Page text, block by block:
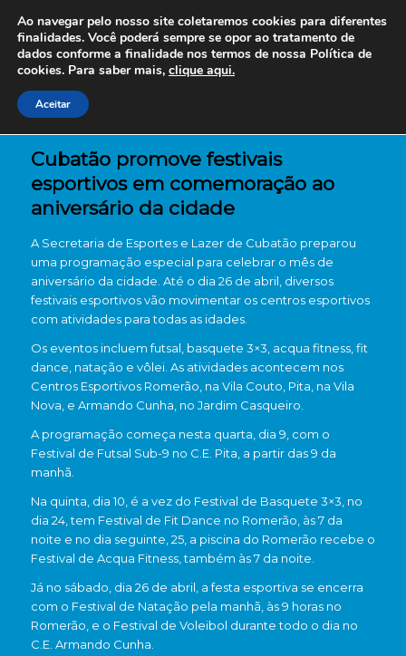
Cubatão promove festivais
esportivos em comemoração ao
aniversário da cidade
A Secretaria de Esportes e Lazer de Cubatão preparou
uma programação especial para celebrar o mês de
aniversário da cidade. Até o dia 26 de abril, diversos
festivais esportivos vão movimentar os centros esportivos
com atividades para todas as idades.
Os eventos incluem futsal, basquete 3×3, acqua fitness, fit
dance, natação e vôlei. As atividades acontecem nos
Centros Esportivos Romerão, na Vila Couto, Pita, na Vila
Nova, e Armando Cunha, no Jardim Casqueiro.
A programação começa nesta quarta, dia 9, com o
Festival de Futsal Sub-9 no C.E. Pita, a partir das 9 da
manhã.
Na quinta, dia 10, é a vez do Festival de Basquete 3×3, no
dia 24, tem Festival de Fit Dance no Romerão, às 7 da
noite e no dia seguinte, 25, a piscina do Romerão recebe o
Festival de Acqua Fitness, também às 7 da noite.
Já no sábado, dia 26 de abril, a festa esportiva se encerra
com o Festival de Natação pela manhã, às 9 horas no
Romerão, e o Festival de Voleibol durante todo o dia no
C.E. Armando Cunha.
Ao navegar pelo nosso site coletaremos cookies para diferentes
finalidades. Você poderá sempre se opor ao tratamento de
dados conforme a finalidade nos termos de nossa Política de
cookies. Para saber mais, clique aqui.
Aceitar